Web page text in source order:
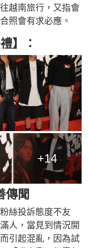
越南旅行，又指會
照會有求必應。
】：
+14
傳聞
絲投訴態度不友
人，當見到情況開
引起混亂，因為試